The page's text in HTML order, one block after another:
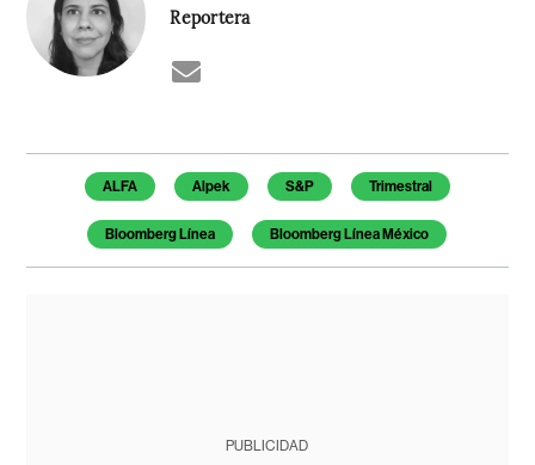
Reportera
Temas de este artículo
ALFA Alpek S&P Trimestral
Bloomberg Línea Bloomberg Línea México
PUBLICIDAD